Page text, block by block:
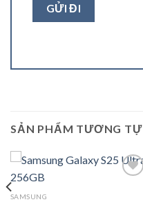
SẢN PHẨM TƯƠNG TỰ
SAMSUNG